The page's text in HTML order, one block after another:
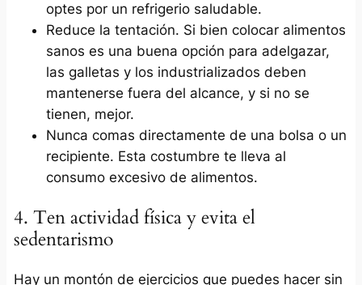
optes por un refrigerio saludable.
Reduce la tentación. Si bien colocar alimentos
sanos es una buena opción para adelgazar,
las galletas y los industrializados deben
mantenerse fuera del alcance, y si no se
tienen, mejor.
Nunca comas directamente de una bolsa o un
recipiente. Esta costumbre te lleva al
consumo excesivo de alimentos.
4. Ten actividad física y evita el
sedentarismo
Hay un montón de ejercicios que puedes hacer sin